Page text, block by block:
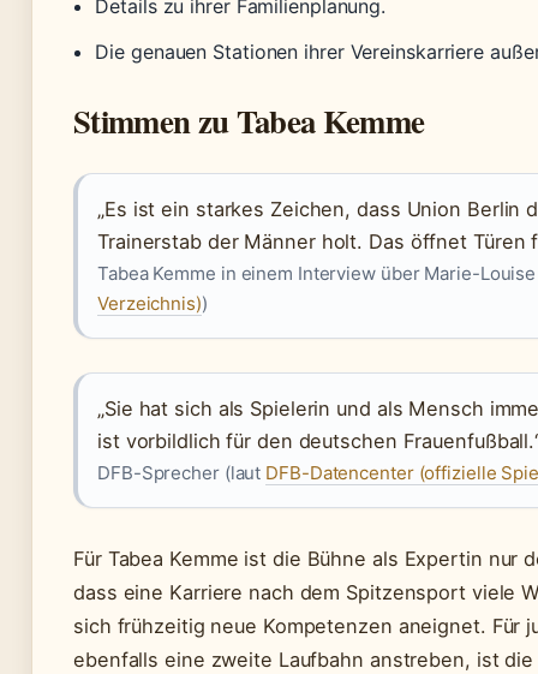
Details zu ihrer Familienplanung.
Die genauen Stationen ihrer Vereinskarriere
Stimmen zu Tabea Kemme
„Es ist ein starkes Zeichen, dass Union Berlin
Trainerstab der Männer holt. Das öffnet Türen
Tabea Kemme in einem Interview über Marie-
Verzeichnis))
„Sie hat sich als Spielerin und als Mensch
ist vorbildlich für den deutschen
DFB-Sprecher (laut DFB-Datencenter (offizielle
Für Tabea Kemme ist die Bühne als Expertin nur
dass eine Karriere nach dem Spitzensport viele
sich frühzeitig neue Kompetenzen aneignet. Für
ebenfalls eine zweite Laufbahn anstreben, ist